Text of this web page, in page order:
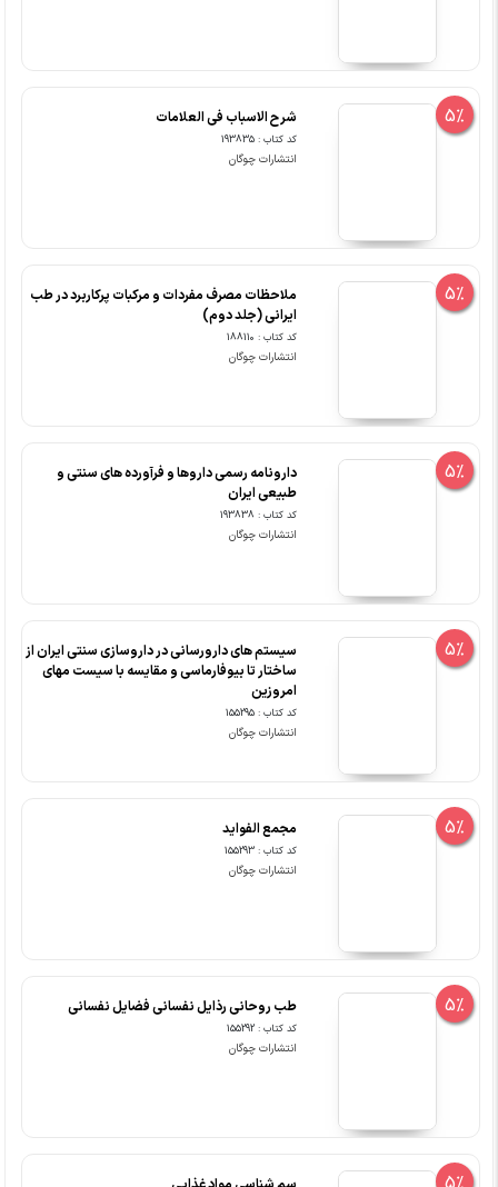
5% شرح الاسباب فی العلامات
کد کتاب : 193835
انتشارات چوگان
5%
ملاحظات مصرف مفردات و مرکبات پرکاربرد در طب
ایرانی (جلد دوم)
کد کتاب : 188110
انتشارات چوگان
5%
دارونامه رسمی داروها و فرآورده های سنتی و
طبیعی ایران
کد کتاب : 193838
انتشارات چوگان
5%
سیستم های دارورسانی در داروسازی سنتی ایران از
ساختار تا بیوفارماسی و مقایسه با سیست مهای
امروزین
کد کتاب : 155295
انتشارات چوگان
5% مجمع الفواید
کد کتاب : 155293
انتشارات چوگان
5% طب روحانی رذایل نفسانی فضایل نفسانی
کد کتاب : 155292
انتشارات چوگان